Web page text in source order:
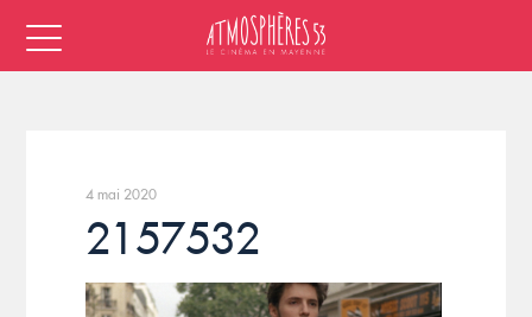
4 mai 2020
2157532